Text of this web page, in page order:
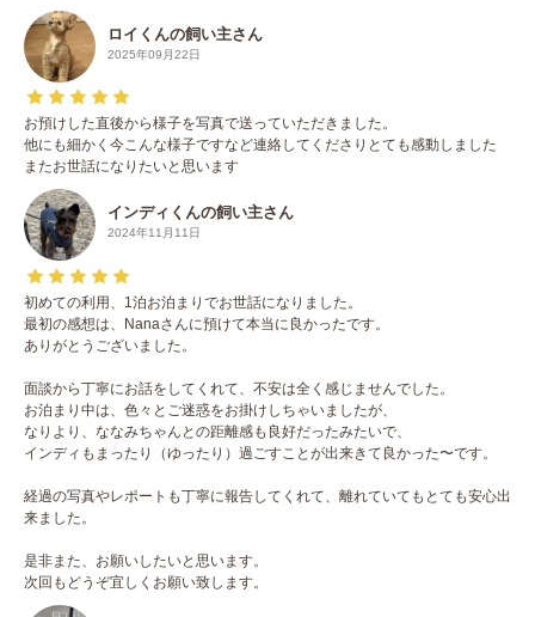
ロイくんの飼い主さん
2025年09月22日
お預けした直後から様子を写真で送っていただきました。
他にも細かく今こんな様子ですなど連絡してくださりとても感動しました
またお世話になりたいと思います
インディくんの飼い主さん
2024年11月11日
初めての利用、1泊お泊まりでお世話になりました。
最初の感想は、Nanaさんに預けて本当に良かったです。
ありがとうございました。
面談から丁寧にお話をしてくれて、不安は全く感じませんでした。
お泊まり中は、色々とご迷惑をお掛けしちゃいましたが、
なりより、ななみちゃんとの距離感も良好だったみたいで、
インディもまったり（ゆったり）過ごすことが出来きて良かった〜です。
経過の写真やレポートも丁寧に報告してくれて、離れていてもとても安心出
来ました。
是非また、お願いしたいと思います。
次回もどうぞ宜しくお願い致します。